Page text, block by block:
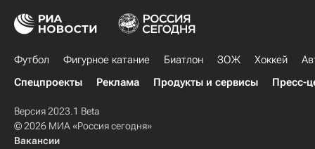
Футбол Фигурное катание Биатлон ЗОЖ Хоккей
Спецпроекты
Реклама Продукты и сервисы Пресс-
Версия 2023.1 Beta
© 2026 МИА «Россия сегодня»
Вакансии